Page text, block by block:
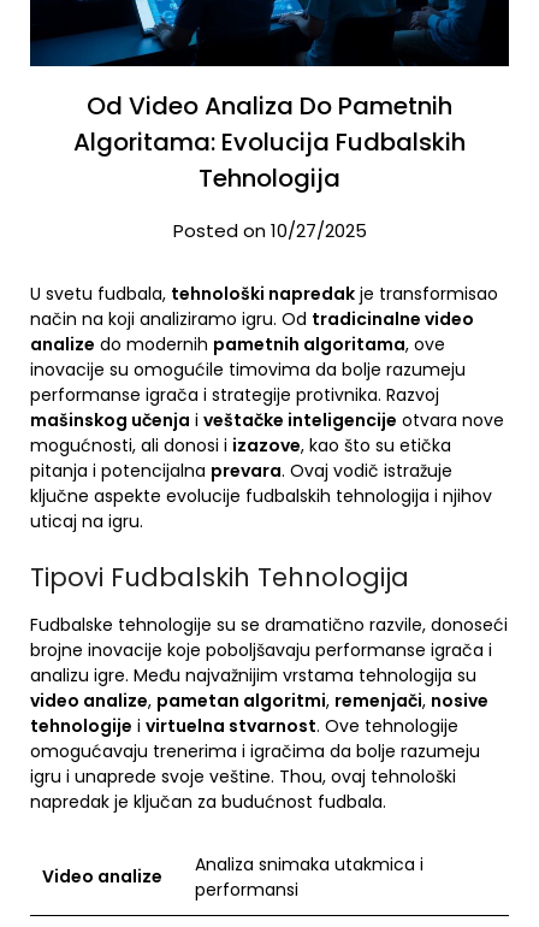
Od Video Analiza Do Pametnih
Algoritama: Evolucija Fudbalskih
Tehnologija
Posted on 10/27/2025
U svetu fudbala, tehnološki napredak je transformisao
način na koji analiziramo igru. Od tradicinalne video
analize do modernih pametnih algoritama, ove
inovacije su omogućile timovima da bolje razumeju
performanse igrača i strategije protivnika. Razvoj
mašinskog učenja i veštačke inteligencije otvara nove
mogućnosti, ali donosi i izazove, kao što su etička
pitanja i potencijalna prevara. Ovaj vodič istražuje
ključne aspekte evolucije fudbalskih tehnologija i njihov
uticaj na igru.
Tipovi Fudbalskih Tehnologija
Fudbalske tehnologije su se dramatično razvile, donoseći
brojne inovacije koje poboljšavaju performanse igrača i
analizu igre. Među najvažnijim vrstama tehnologija su
video analize, pametan algoritmi, remenjači, nosive
tehnologije i virtuelna stvarnost. Ove tehnologije
omogućavaju trenerima i igračima da bolje razumeju
igru i unaprede svoje veštine. Thou, ovaj tehnološki
napredak je ključan za budućnost fudbala.
Video analize
Analiza snimaka utakmica i
performansi